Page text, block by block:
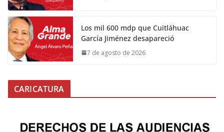
Los mil 600 mdp que Cuitláhuac
García Jiménez desapareció
7 de agosto de 2026
CARICATURA